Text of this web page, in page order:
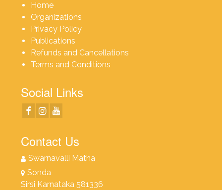
Home
Organizations
Privacy Policy
Publications
Refunds and Cancellations
Terms and Conditions
Social Links
Contact Us
Swarnavalli Matha
Sonda
Sirsi Karnataka 581336